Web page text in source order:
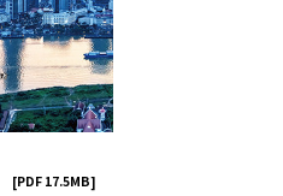
[PDF 17.5MB]